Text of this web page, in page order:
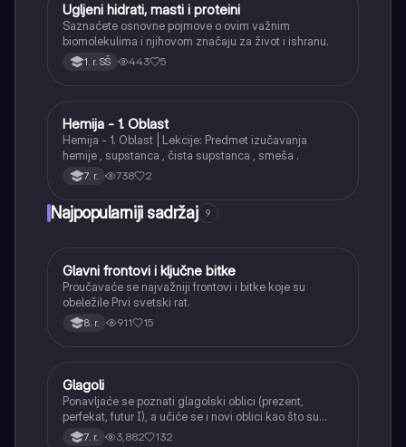
Hemija
Ugljeni hidrati, masti i proteini
Saznaćete osnovne pojmove o ovim važnim
biomolekulima i njihovom značaju za život i ishranu.
1. r. SŠ 443 5
Hemija
Hemija - 1. Oblast
Hemija - 1. Oblast | Lekcije: Predmet izučavanja
hemije , supstanca , čista supstanca , smeša .
7. r. 738 2
Najpopularniji sadržaj 9
Istorija
Glavni frontovi i ključne bitke
Proučavaće se najvažniji frontovi i bitke koje su
obeležile Prvi svetski rat.
8. r. 911 15
Srpski jezik
Glagoli
Ponavljaće se poznati glagolski oblici (prezent,
perfekat, futur I), a učiće se i novi oblici kao što su
aorist, imperfekat, pluskvamperfekat, futur II, kao i
7. r. 3,882 132